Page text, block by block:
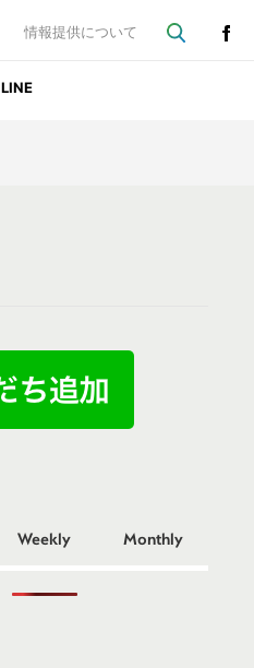
情報提供について
LINE
Weekly Monthly